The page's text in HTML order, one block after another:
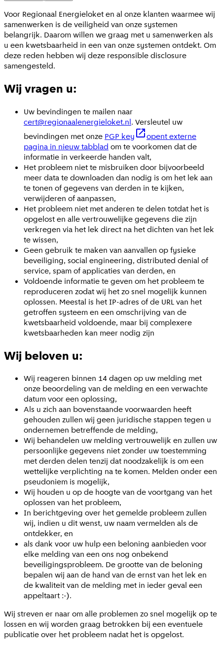
Voor Regionaal Energieloket en al onze klanten waarmee wij
samenwerken is de veiligheid van onze systemen
belangrijk. Daarom willen we graag met u samenwerken als
u een kwetsbaarheid in een van onze systemen ontdekt. Om
deze reden hebben wij deze responsible disclosure
samengesteld.
Wij vragen u:
Uw bevindingen te mailen naar
cert@regionaalenergieloket.nl. Versleutel uw
bevindingen met onze PGP key
opent externe
pagina in nieuw tabblad om te voorkomen dat de
informatie in verkeerde handen valt,
Het probleem niet te misbruiken door bijvoorbeeld
meer data te downloaden dan nodig is om het lek aan
te tonen of gegevens van derden in te kijken,
verwijderen of aanpassen,
Het probleem niet met anderen te delen totdat het is
opgelost en alle vertrouwelijke gegevens die zijn
verkregen via het lek direct na het dichten van het lek
te wissen,
Geen gebruik te maken van aanvallen op fysieke
beveiliging, social engineering, distributed denial of
service, spam of applicaties van derden, en
Voldoende informatie te geven om het probleem te
reproduceren zodat wij het zo snel mogelijk kunnen
oplossen. Meestal is het IP-adres of de URL van het
getroffen systeem en een omschrijving van de
kwetsbaarheid voldoende, maar bij complexere
kwetsbaarheden kan meer nodig zijn
Wij beloven u:
Wij reageren binnen 14 dagen op uw melding met
onze beoordeling van de melding en een verwachte
datum voor een oplossing,
Als u zich aan bovenstaande voorwaarden heeft
gehouden zullen wij geen juridische stappen tegen u
ondernemen betreffende de melding,
Wij behandelen uw melding vertrouwelijk en zullen uw
persoonlijke gegevens niet zonder uw toestemming
met derden delen tenzij dat noodzakelijk is om een
wettelijke verplichting na te komen. Melden onder een
pseudoniem is mogelijk,
Wij houden u op de hoogte van de voortgang van het
oplossen van het probleem,
In berichtgeving over het gemelde probleem zullen
wij, indien u dit wenst, uw naam vermelden als de
ontdekker, en
als dank voor uw hulp een beloning aanbieden voor
elke melding van een ons nog onbekend
beveiligingsprobleem. De grootte van de beloning
bepalen wij aan de hand van de ernst van het lek en
de kwaliteit van de melding met in ieder geval een
appeltaart :-).
Wij streven er naar om alle problemen zo snel mogelijk op te
lossen en wij worden graag betrokken bij een eventuele
publicatie over het probleem nadat het is opgelost.